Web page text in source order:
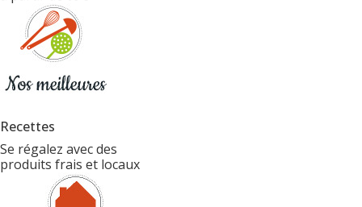
Recettes
Se régalez avec des
produits frais et locaux